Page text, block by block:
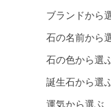
ブランドから
石の名前から
石の色から選
誕生石から選
運気から選ぶ